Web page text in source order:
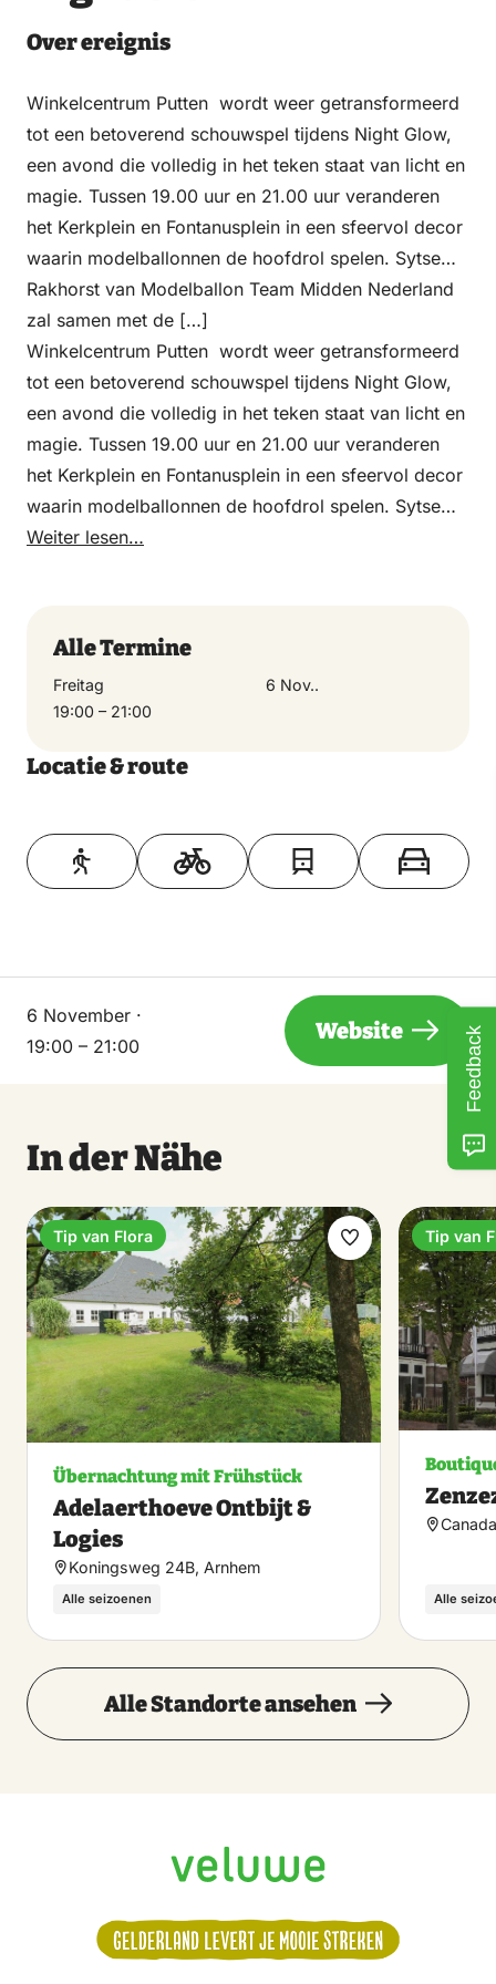
Over ereignis
Winkelcentrum Putten wordt weer getransformeerd
tot een betoverend schouwspel tijdens Night Glow,
een avond die volledig in het teken staat van licht en
magie. Tussen 19.00 uur en 21.00 uur veranderen
het Kerkplein en Fontanusplein in een sfeervol decor
waarin modelballonnen de hoofdrol spelen. Sytse
Rakhorst van Modelballon Team Midden Nederland
zal samen met de […]
Winkelcentrum Putten wordt weer getransformeerd
tot een betoverend schouwspel tijdens Night Glow,
een avond die volledig in het teken staat van licht en
magie. Tussen 19.00 uur en 21.00 uur veranderen
het Kerkplein en Fontanusplein in een sfeervol decor
waarin modelballonnen de hoofdrol spelen. Sytse
Rakhorst van Modelballon Team Midden Nederland
uitgekozen muziek.
Weiter lesen…
Alle Termine
Freitag
6 Nov..
19:00 – 21:00
Locatie & route
Toon op kaart
6 November ·
19:00 – 21:00
Website
In der Nähe
Übernachtung mit Frühstück
Adelaerthoeve Ontbijt &
Logies
Koningsweg 24B, Arnhem
Alle seizoenen
Tip van Flora
Favorit
machen
Alle
Tip van
Alle Standorte ansehen
Feedback